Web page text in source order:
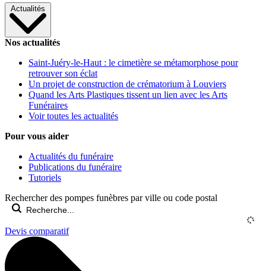
Actualités
Nos actualités
Saint-Juéry-le-Haut : le cimetière se métamorphose pour
retrouver son éclat
Un projet de construction de crématorium à Louviers
Quand les Arts Plastiques tissent un lien avec les Arts
Funéraires
Voir toutes les actualités
Pour vous aider
Actualités du funéraire
Publications du funéraire
Tutoriels
Rechercher des pompes funèbres par ville ou code postal
Devis comparatif